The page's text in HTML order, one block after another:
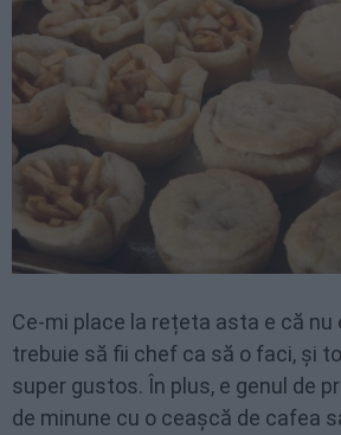
Ce-mi place la rețeta asta e că nu
trebuie să fii chef ca să o faci, și
super gustos. În plus, e genul de
de minune cu o ceașcă de cafea